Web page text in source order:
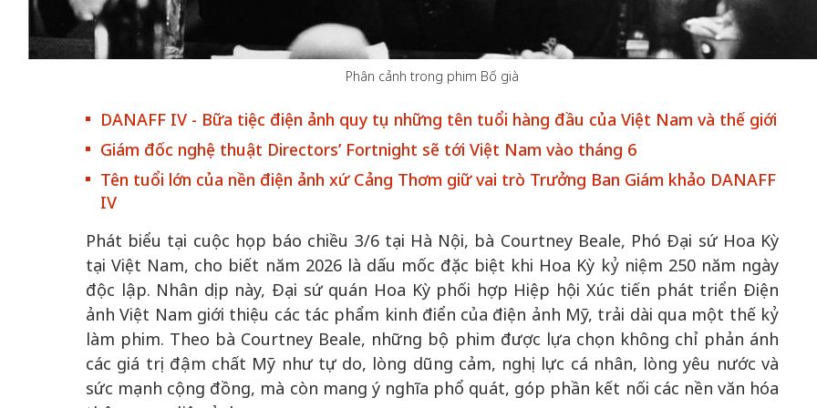
Phân cảnh trong phim Bố già
DANAFF IV - Bữa tiệc điện ảnh quy tụ những tên tuổi hàng đầu của Việt Nam và thế giới
Giám đốc nghệ thuật Directors’ Fortnight sẽ tới Việt Nam vào tháng 6
Tên tuổi lớn của nền điện ảnh xứ Cảng Thơm giữ vai trò Trưởng Ban Giám khảo DANAFF
IV
Phát biểu tại cuộc họp báo chiều 3/6 tại Hà Nội, bà Courtney Beale, Phó Đại sứ Hoa Kỳ
tại Việt Nam, cho biết năm 2026 là dấu mốc đặc biệt khi Hoa Kỳ kỷ niệm 250 năm ngày
độc lập. Nhân dịp này, Đại sứ quán Hoa Kỳ phối hợp Hiệp hội Xúc tiến phát triển Điện
ảnh Việt Nam giới thiệu các tác phẩm kinh điển của điện ảnh Mỹ, trải dài qua một thế kỷ
làm phim. Theo bà Courtney Beale, những bộ phim được lựa chọn không chỉ phản ánh
các giá trị đậm chất Mỹ như tự do, lòng dũng cảm, nghị lực cá nhân, lòng yêu nước và
sức mạnh cộng đồng, mà còn mang ý nghĩa phổ quát, góp phần kết nối các nền văn hóa
50 năm Việt Nam gia
nguồn nội lực văn hóa,
định hình vị thế kiến
tạo | Kỳ 4: Sáng kiến
làm nên diện mạo mới
50 năm Việt Nam gia
nhập UNESCO: Khơi
nguồn nội lực văn hóa,
định hình vị thế kiến
Việt Nam
50 năm Việt Nam gia
nhập UNESCO: Khơi
nguồn nội lực văn hóa,
định hình vị thế kiến
tạo | Kỳ 1: Khát vọng
50 năm Việt
nhập
vị thế kiến
triển